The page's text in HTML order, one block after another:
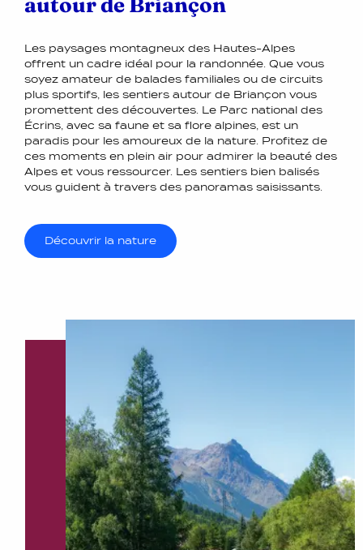
Les paysages montagneux des Hautes-Alpes
offrent un cadre idéal pour la randonnée. Que vous
soyez amateur de balades familiales ou de circuits
plus sportifs, les sentiers autour de Briançon vous
promettent des découvertes. Le Parc national des
Écrins, avec sa faune et sa flore alpines, est un
paradis pour les amoureux de la nature. Profitez de
ces moments en plein air pour admirer la beauté des
Alpes et vous ressourcer. Les sentiers bien balisés
vous guident à travers des panoramas saisissants.
Découvrir la nature